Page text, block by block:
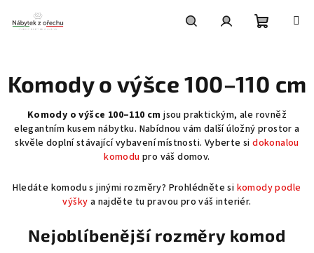
obsah
košík
Komody o výšce 100–110 cm
Komody o výšce 100–110 cm jsou praktickým, ale rovněž
elegantním kusem nábytku. Nabídnou vám další úložný prostor a
skvěle doplní stávající vybavení místnosti. Vyberte sidokonalou
komodu pro váš domov.
Hledáte komodu s jinými rozměry? Prohlédněte si komody podle
výšky a najděte tu pravou pro váš interiér.
Nejoblíbenější rozměry komod